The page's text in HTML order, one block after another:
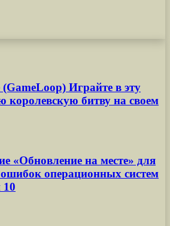
Играйте в эту
королевскую битву на своем
«Обновление на месте» для
операционных систем
10